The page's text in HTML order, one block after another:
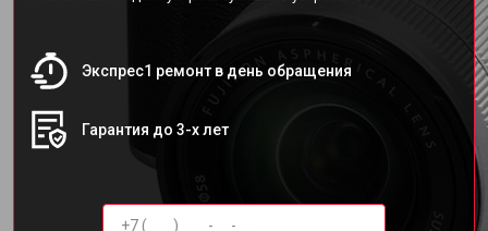
Экспрес1 ремонт в день обращения
Гарантия до 3-х лет